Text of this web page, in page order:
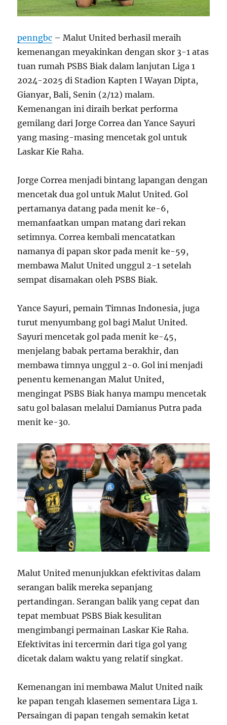
penngbc – Malut United berhasil meraih
kemenangan meyakinkan dengan skor 3-1 atas
tuan rumah PSBS Biak dalam lanjutan Liga 1
2024-2025 di Stadion Kapten I Wayan Dipta,
Gianyar, Bali, Senin (2/12) malam.
Kemenangan ini diraih berkat performa
gemilang dari Jorge Correa dan Yance Sayuri
yang masing-masing mencetak gol untuk
Laskar Kie Raha.
Jorge Correa menjadi bintang lapangan dengan
mencetak dua gol untuk Malut United. Gol
pertamanya datang pada menit ke-6,
memanfaatkan umpan matang dari rekan
setimnya. Correa kembali mencatatkan
namanya di papan skor pada menit ke-59,
membawa Malut United unggul 2-1 setelah
sempat disamakan oleh PSBS Biak.
Yance Sayuri, pemain Timnas Indonesia, juga
turut menyumbang gol bagi Malut United.
Sayuri mencetak gol pada menit ke-45,
menjelang babak pertama berakhir, dan
membawa timnya unggul 2-0. Gol ini menjadi
penentu kemenangan Malut United,
mengingat PSBS Biak hanya mampu mencetak
satu gol balasan melalui Damianus Putra pada
menit ke-30.
Malut United menunjukkan efektivitas dalam
serangan balik mereka sepanjang
pertandingan. Serangan balik yang cepat dan
tepat membuat PSBS Biak kesulitan
mengimbangi permainan Laskar Kie Raha.
Efektivitas ini tercermin dari tiga gol yang
dicetak dalam waktu yang relatif singkat.
Kemenangan ini membawa Malut United naik
ke papan tengah klasemen sementara Liga 1.
Persaingan di papan tengah semakin ketat